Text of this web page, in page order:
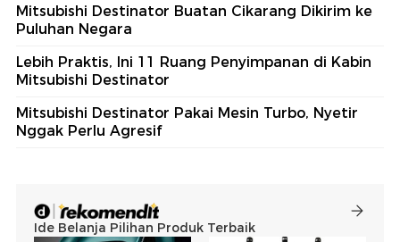
Mitsubishi Destinator Buatan Cikarang Dikirim ke
Puluhan Negara
Lebih Praktis, Ini 11 Ruang Penyimpanan di Kabin
Mitsubishi Destinator
Mitsubishi Destinator Pakai Mesin Turbo, Nyetir
Nggak Perlu Agresif